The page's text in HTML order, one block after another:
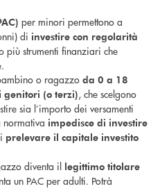
per minori permettono a
di investire con regolarità
più strumenti finanziari che
o ragazzo da 0 a 18
genitori (o terzi), che scelgono
sia l’importo dei versamenti
impedisce di investire
prelevare il capitale investito
diventa il legittimo titolare
un PAC per adulti. Potrà